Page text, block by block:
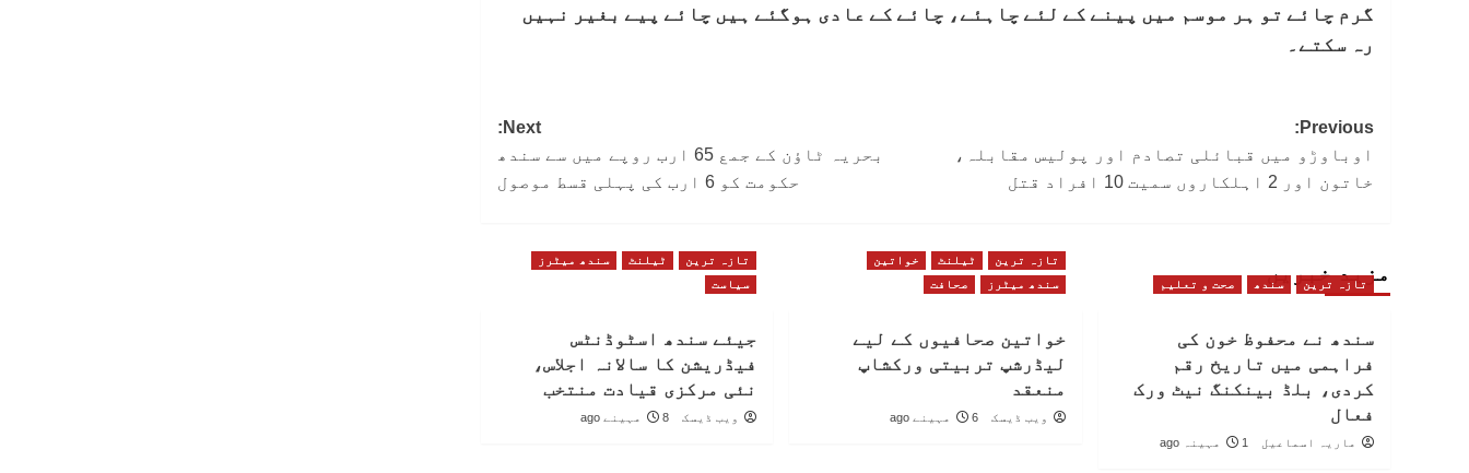
گرم چائے تو ہر موسم میں پینے کے لئے چاہئے، چائے کے عادی ہوگئے ہیں چائے پیے بغیر نہیں
رہ سکتے۔
Post
navigation
Previous:
اوباوڑو میں قبائلی تصادم اور پولیس مقابلہ،
خاتون اور 2 اہلکاروں سمیت 10 افراد قتل
Next:
بحریہ ٹاؤن کے جمع 65 ارب روپے میں سے سندھ
حکومت کو 6 ارب کی پہلی قسط موصول
مزید خبریں
تازہ ترین سندھ صحت و تعلیم
سندھ نے محفوظ خون کی
فراہمی میں تاریخ رقم
کردی، بلڈ بینکنگ نیٹ ورک
فعال
ماریہ اسماعیل 1 مہینہ ago
تازہ ترین ٹیلنٹ
خواتین
سندھ میٹرز
صحافت
خواتین صحافیوں کے لیے
لیڈرشپ تربیتی ورکشاپ
منعقد
ویب ڈیسک 6 مہینے ago
تازہ ترین ٹیلنٹ
سندھ میٹرز
سیاست
جیئے سندھ اسٹوڈنٹس
فیڈریشن کا سالانہ اجلاس،
نئی مرکزی قیادت منتخب
ویب ڈیسک 8 مہینے ago